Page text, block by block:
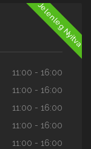
Jelenleg Nyitva
11:00 - 16:00
11:00 - 16:00
11:00 - 16:00
11:00 - 16:00
11:00 - 16:00